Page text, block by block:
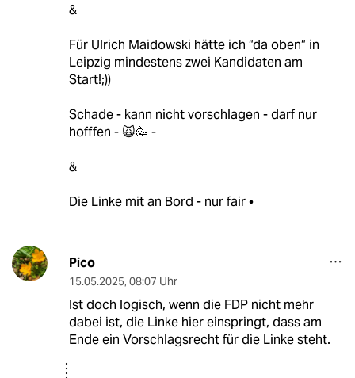
&
Für Ulrich Maidowski hätte ich “da oben“ in
Leipzig mindestens zwei Kandidaten am
Start!;))
Schade - kann nicht vorschlagen - darf nur
hofffen - 🙀🥳 -
&
Die Linke mit an Bord - nur fair •
Pico
15.05.2025, 08:07 Uhr
Ist doch logisch, wenn die FDP nicht mehr
dabei ist, die Linke hier einspringt, dass am
Ende ein Vorschlagsrecht für die Linke steht.